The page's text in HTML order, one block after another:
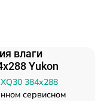
влаги
Yukon
384x288
сервисном